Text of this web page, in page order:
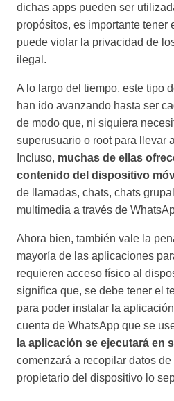
dichas apps pueden ser
propósitos, es importante tener
puede violar la privacidad de
ilegal.
A lo largo del tiempo, este tipo
han ido avanzando hasta ser
de modo que, ni siquiera
superusuario o root para llevar
Incluso, muchas de ellas
contenido del dispositivo
de llamadas, chats, chats
multimedia a través de
Ahora bien, también vale la
mayoría de las aplicaciones
requieren acceso físico al
significa que, se debe tener el
para poder instalar la
cuenta de WhatsApp que se
la aplicación se ejecutará en
comenzará a recopilar datos
propietario del dispositivo lo